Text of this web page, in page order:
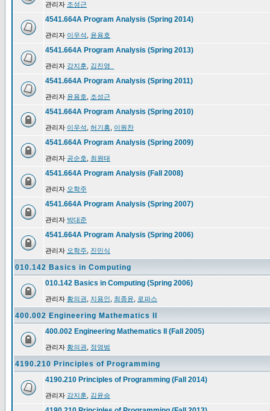
관리자 조성근
4541.664A Program Analysis (Spring 2014)
관리자 이우석 윤용호
4541.664A Program Analysis (Spring 2013)
관리자 강지훈 김진영_
4541.664A Program Analysis (Spring 2011)
관리자 윤용호 조성근
4541.664A Program Analysis (Spring 2010)
관리자 이우석 허기홍 이원찬
4541.664A Program Analysis (Spring 2009)
관리자 공순호 최원태
4541.664A Program Analysis (Fall 2008)
관리자 오학주
4541.664A Program Analysis (Spring 2007)
관리자 박대준
4541.664A Program Analysis (Spring 2006)
관리자 오학주 진민식
010.142 Basics in Computing
010.142 Basics in Computing (Spring 2006)
관리자 황의권 지용인 최종윤 로파스
400.002 Engineering Mathematics II
400.002 Engineering Mathematics II (Fall 2005)
관리자 황의권 정영범
4190.210 Principles of Programming
4190.210 Principles of Programming (Fall 2014)
관리자 강지훈 김윤승